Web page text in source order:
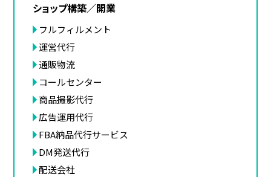
ショップ構築／開業
フルフィルメント
運営代行
通販物流
コールセンター
商品撮影代行
広告運用代行
FBA納品代行サービス
DM発送代行
配送会社